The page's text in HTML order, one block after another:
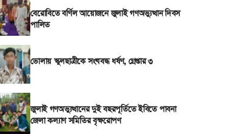
বেরোবিতে বর্ণিল আয়োজনে জুলাই গণঅভ্যুত্থান দিবস
পালিত
ভোলায় স্কুলছাত্রীকে সংঘবদ্ধ ধর্ষণ, গ্রেপ্তার ৩
জুলাই গণঅভ্যুত্থানের দুই বছরপূর্তিতে ইবিতে পাবনা
জেলা কল্যাণ সমিতির বৃক্ষরোপণ